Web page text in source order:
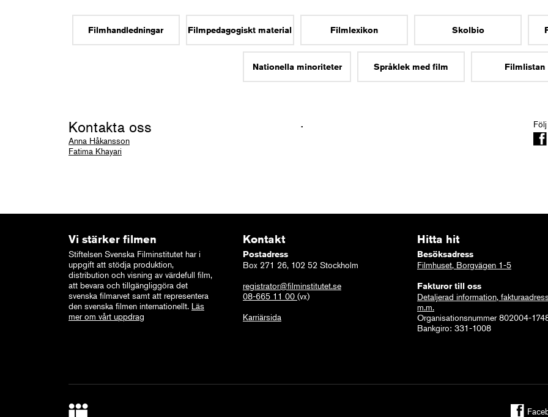
Filmhandledningar Filmpedagogiskt material Filmlexikon Skolbio
Nationella minoriteter Språklek med film Filmlistan
Kontakta oss
Anna Håkansson
Fatima Khayari
.
Vi stärker filmen
Stiftelsen Svenska Filminstitutet har i
uppgift att stödja produktion,
distribution och visning av värdefull film,
att bevara och tillgängliggöra det
svenska filmarvet samt att representera
den svenska filmen internationellt. Läs
mer om vårt uppdrag
Kontakt
Postadress
Box 271 26, 102 52 Stockholm
registrator@filminstitutet.se
08-665 11 00 (vx)
Karriärsida
Hitta hit
Besöksadress
Filmhuset, Borgvägen 1-5
Fakturor till oss
Detaljerad information,
m.m.
Organisationsnummer 802004-
Bankgiro: 331-1008